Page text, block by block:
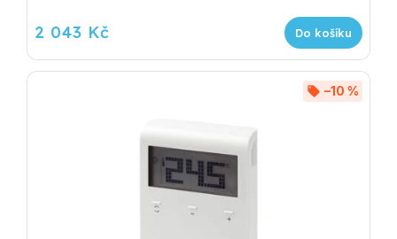
2 043 Kč Do košíku
–10 %